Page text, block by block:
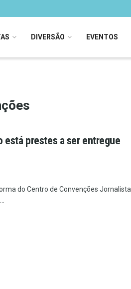
DIVERSÃO EVENTOS
prestes a ser entregue
do Centro de Convenções Jornalista